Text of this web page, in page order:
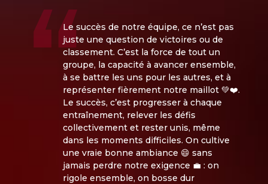
Le succès de notre équipe, ce n’est pas
juste une question de victoires ou de
classement. C’est la force de tout un
groupe, la capacité à avancer ensemble,
à se battre les uns pour les autres, et à
représenter fièrement notre maillot 💚❤️.
Le succès, c’est progresser à chaque
entraînement, relever les défis
collectivement et rester unis, même
dans les moments difficiles. On cultive
une vraie bonne ambiance 😄 sans
jamais perdre notre exigence 💼 : on
rigole ensemble, on bosse dur